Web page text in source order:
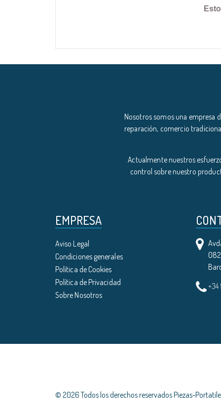
Nosotros somos una empresa
reparación, comercio
Actualmente nuestros
control sobre nuestro
EMPRESA
Aviso Legal
Condiciones generales
Política de Cookies
Política de Privacidad
Sobre Nosotros
© 2026 Todos los derechos reservados Piezas-